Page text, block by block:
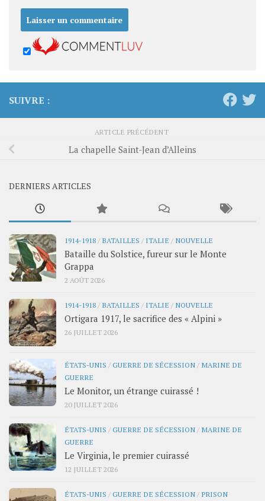
SUIVRE :
ARTICLE PRÉCÉDENT
La chapelle Saint-Jean d’Alleins
DERNIERS ARTICLES
1914-1918 / BATAILLES / ITALIE / NOUVELLE
Bataille du Solstice, fureur sur le Monte
Grappa
2 AOÛT 2026
1914-1918 / BATAILLES / ITALIE / NOUVELLE
Ortigara 1917, le sacrifice des « Alpini »
26 JUILLET 2026
ÉTATS-UNIS /GUERRE DE SÉCESSION / MARINE DE
GUERRE
Le Monitor, un étrange cuirassé !
20 JUILLET 2026
ÉTATS-UNIS /GUERRE DE SÉCESSION / MARINE DE
GUERRE
Le Virginia, le premier cuirassé
12 JUILLET 2026
ÉTATS-UNIS /GUERRE DE SÉCESSION / PRISON